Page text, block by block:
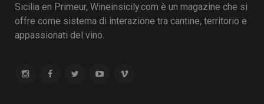
Sicilia en Primeur, Wineinsicily.com è un magazine che si
offre come sistema di interazione tra cantine, territorio e
appassionati del vino.